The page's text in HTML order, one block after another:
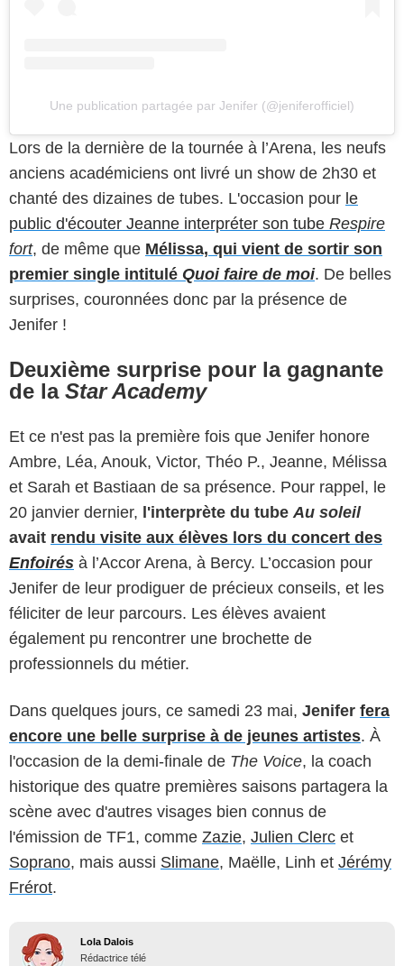
Une publication partagée par Jenifer (@jeniferofficiel)
Lors de la dernière de la tournée à l’Arena, les neufs
anciens académiciens ont livré un show de 2h30 et
chanté des dizaines de tubes. L'occasion pour le
public d'écouter Jeanne interpréter son tube Respire
fort, de même que Mélissa, qui vient de sortir son
premier single intitulé Quoi faire de moi. De belles
surprises, couronnées donc par la présence de
Jenifer !
Deuxième surprise pour la gagnante
de la Star Academy
Et ce n'est pas la première fois que Jenifer honore
Ambre, Léa, Anouk, Victor, Théo P., Jeanne, Mélissa
et Sarah et Bastiaan de sa présence. Pour rappel, le
20 janvier dernier, l'interprète du tubeAu soleil
avait rendu visite aux élèves lors du concert des
Enfoirés à l’Accor Arena, à Bercy. L’occasion pour
Jenifer de leur prodiguer de précieux conseils, et les
féliciter de leur parcours. Les élèves avaient
également pu rencontrer une brochette de
professionnels du métier.
Dans quelques jours, ce samedi 23 mai, Jenifer fera
encore une belle surprise à de jeunes artistes. À
l'occasion de la demi-finale de The Voice, la coach
historique des quatre premières saisons partagera la
scène avec d'autres visages bien connus de
l'émission de TF1, comme Zazie, Julien Clerc et
Soprano, mais aussi Slimane, Maëlle, Linh et Jérémy
Frérot.
Lola Dalois
Rédactrice télé